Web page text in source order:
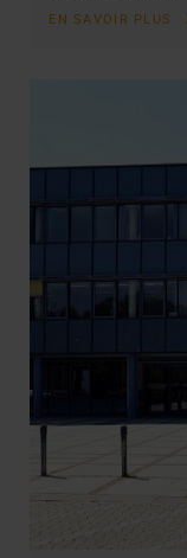
EN SAVOIR PLUS